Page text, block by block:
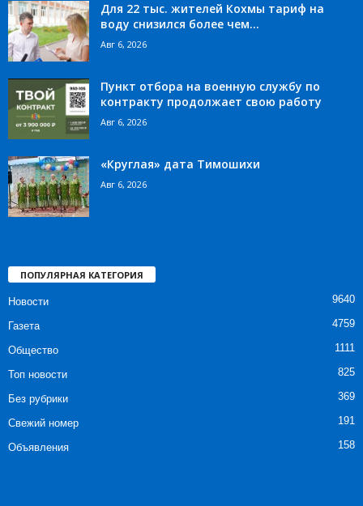
Для 22 тыс. жителей Кохмы тариф на
воду снизился более чем...
Авг 6, 2026
Пункт отбора на военную службу по
контракту продолжает свою работу
Авг 6, 2026
«Круглая» дата Тимошихи
Авг 6, 2026
ПОПУЛЯРНАЯ КАТЕГОРИЯ
Новости 9640
Газета 4759
Общество 1111
Топ новости 825
Без рубрики 369
Свежий номер 191
Объявления 158